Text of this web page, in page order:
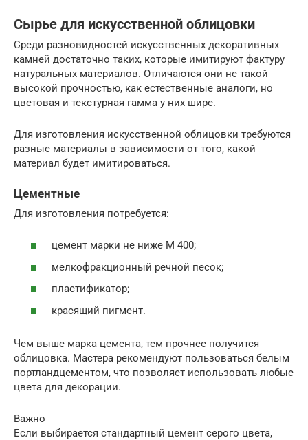
Сырье для искусственной облицовки
Среди разновидностей искусственных декоративных
камней достаточно таких, которые имитируют фактуру
натуральных материалов. Отличаются они не такой
высокой прочностью, как естественные аналоги, но
цветовая и текстурная гамма у них шире.
Для изготовления искусственной облицовки требуются
разные материалы в зависимости от того, какой
материал будет имитироваться.
Цементные
Для изготовления потребуется:
цемент марки не ниже М 400;
мелкофракционный речной песок;
пластификатор;
красящий пигмент.
Чем выше марка цемента, тем прочнее получится
облицовка. Мастера рекомендуют пользоваться белым
портландцементом, что позволяет использовать любые
цвета для декорации.
Важно
Если выбирается стандартный цемент серого цвета,